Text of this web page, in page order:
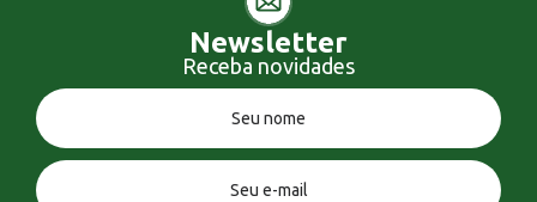
Newsletter
Receba novidades